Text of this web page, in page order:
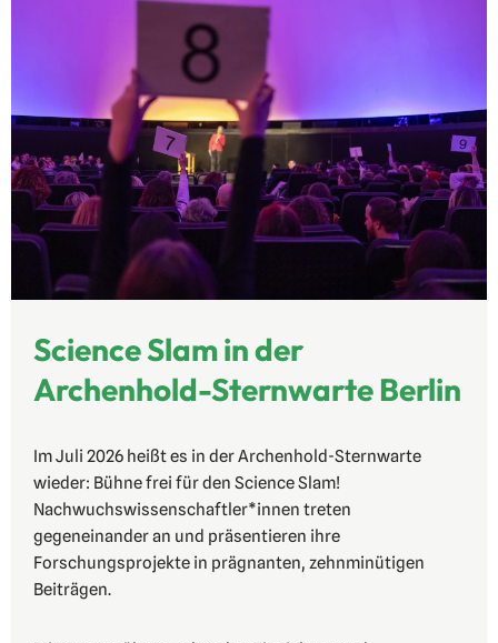
Science Slam in der
Archenhold-Sternwarte Berlin
Im Juli 2026 heißt es in derArchenhold-Sternwarte
wieder: Bühne frei für den Science Slam!
Nachwuchswissenschaftler*innen treten
gegeneinander an und präsentieren ihre
Forschungsprojekte in prägnanten, zehnminütigen
Beiträgen.